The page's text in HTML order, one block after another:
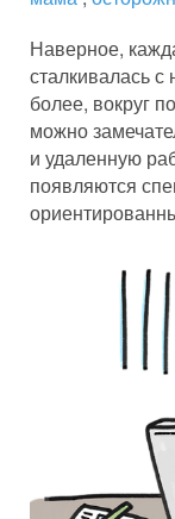
Наверное,
сталкивалась
более, вокруг
можно
и удаленную
появляются